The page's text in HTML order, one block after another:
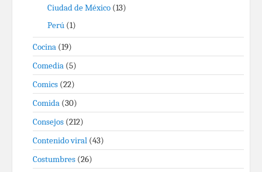
Ciudad de México (13)
Perú (1)
Cocina (19)
Comedia (5)
Comics (22)
Comida (30)
Consejos (212)
Contenido viral (43)
Costumbres (26)